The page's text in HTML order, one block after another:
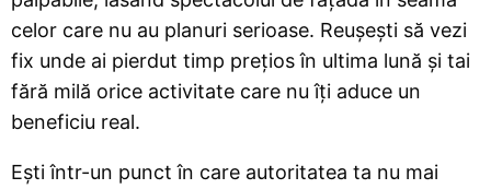
celor care nu au planuri serioase. Reușești să vezi
fix unde ai pierdut timp prețios în ultima lună și tai
fără milă orice activitate care nu îți aduce un
beneficiu real.
Ești într-un punct în care autoritatea ta nu mai